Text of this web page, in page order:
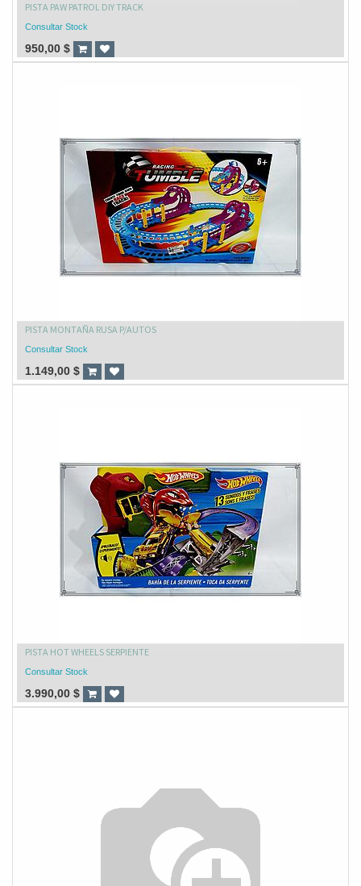
PISTA PAW PATROL DIY TRACK
Consultar Stock
950,00 $
PISTA MONTAÑA RUSA P/AUTOS
Consultar Stock
1.149,00 $
PISTA HOT WHEELS SERPIENTE
Consultar Stock
3.990,00 $